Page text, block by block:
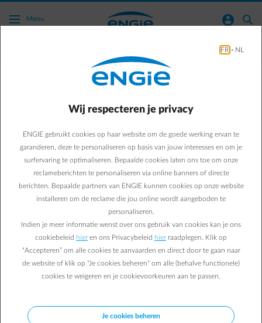
Ga naar de hoofdinhoud
Menu normal-account-circle search
Safe & Reliable Installations
Elektrische veiligheid: 4
verplichtingen om
wettelijk in orde te zijn als
bedrijfsleider
Omgaan met elektriciteit? Niet zonder gevaar. Als
werkgever bent u wettelijk verplicht om uw werknemers te
beschermen tegen de risico’s. En u moet ze bevoegdheden
toekennen over veilig omgaan met elektriciteit. Dit zijn uw
Damien G. 11/04/2022|
FR - NL
Wij respecteren je privacy
ENGIE gebruikt cookies op haar website om de goede werking ervan te
garanderen, deze te personaliseren op basis van jouw interesses en om je
surfervaring te optimaliseren. Bepaalde cookies laten ons toe om onze
reclameberichten te personaliseren via online banners of directe
berichten. Bepaalde partners van ENGIE kunnen cookies op onze website
installeren om de reclame die jou online wordt aangeboden te
personaliseren.
Indien je meer informatie wenst over ons gebruik van cookies kan je ons
cookiebeleid hier en ons Privacybeleid hier raadplegen. Klik op
“Accepteren” om alle cookies te aanvaarden en direct door te gaan naar
de website of klik op "Je cookies beheren" om alle (behalve functionele)
cookies te weigeren en je cookievoorkeuren aan te passen.
Je cookies beheren